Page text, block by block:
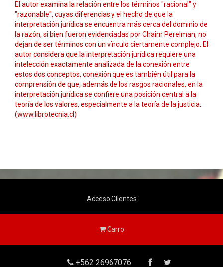
El autor examina la relación entre los términos "racional" y
"razonable", cuyas diferencias y el hecho de que la
interpretación jurídica se encuentra más cerca del dominio de
la razón, si bien fueron evidenciadas por Chaim Perelman, no
dejan de ser términos con un vínculo ciertamente complejo. El
autor considera que la interpretación jurídica requiere una
intelección exactamente analizada de la conexión entre
estos dos conceptos, conexión que es también útil para la
comprensión de que, además de los rasgos racionales, en la
interpretación jurídica se confiere una posición central a la
teoría de los valores, especialmente a la teoría de la justicia.
(www.librotecnia.cl)
Acceso Clientes
Carro
+562 26967076